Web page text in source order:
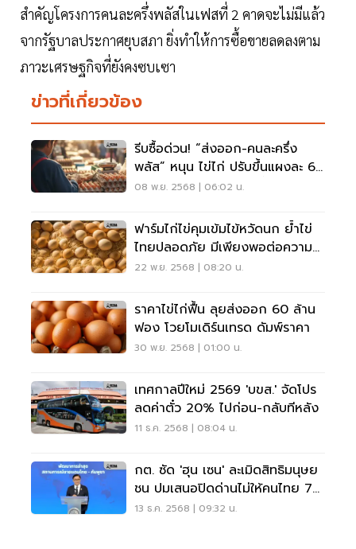
สำคัญโครงการคนละครึ่งพลัสในเฟสที่ 2 คาดจะไม่มีแล้ว
จากรัฐบาลประกาศยุบสภา ยิ่งทำให้การซื้อขายลดลงตาม
ภาวะเศรษฐกิจที่ยังคงซบเซา
ข่าวที่เกี่ยวข้อง
รีบซื้อด่วน! “ส่งออก-คนละครึ่ง
พลัส” หนุน ไข่ไก่ ปรับขึ้นแผงละ 6
บาท มีผล วันที่ 10 พ.ย.นี้
08 พ.ย. 2568 | 06:02 น.
ฟาร์มไก่ไข่คุมเข้มไข้หวัดนก ย้ำไข่
ไทยปลอดภัย มีเพียงพอต่อความ
ต้องการบริโภค
22 พ.ย. 2568 | 08:20 น.
ราคาไข่ไก่ฟื้น ลุยส่งออก 60 ล้าน
ฟอง โวยโมเดิร์นเทรด ดัมพ์ราคา
30 พ.ย. 2568 | 01:00 น.
เทศกาลปีใหม่ 2569 'บขส.' จัดโปร
ลดค่าตั๋ว 20% ไปก่อน-กลับทีหลัง
11 ธ.ค. 2568 | 08:04 น.
กต. ซัด 'ฮุน เซน' ละเมิดสิทธิมนุษย
ชน ปมเสนอปิดด่านไม่ให้คนไทย 7
พันคนกลับ
13 ธ.ค. 2568 | 09:32 น.